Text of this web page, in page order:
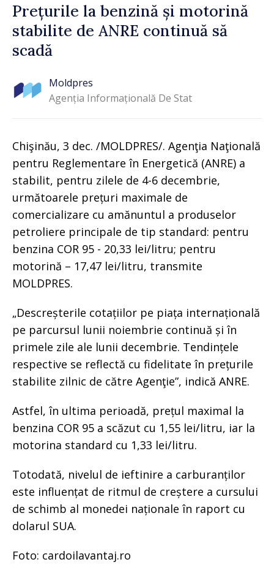
Prețurile la benzină și motorină
stabilite de ANRE continuă să
scadă
Moldpres
Agenția Informațională De Stat
Chişinău, 3 dec. /MOLDPRES/. Agenţia Naţională
pentru Reglementare în Energetică (ANRE) a
stabilit, pentru zilele de 4-6 decembrie,
următoarele prețuri maximale de
comercializare cu amănuntul a produselor
petroliere principale de tip standard: pentru
benzina COR 95 - 20,33 lei/litru; pentru
motorină – 17,47 lei/litru, transmite
MOLDPRES.
„Descreșterile cotațiilor pe piața internațională
pe parcursul lunii noiembrie continuă și în
primele zile ale lunii decembrie. Tendințele
respective se reflectă cu fidelitate în prețurile
stabilite zilnic de către Agenţie”, indică ANRE.
Astfel, în ultima perioadă, prețul maximal la
benzina COR 95 a scăzut cu 1,55 lei/litru, iar la
motorina standard cu 1,33 lei/litru.
Totodată, nivelul de ieftinire a carburanților
este influențat de ritmul de creștere a cursului
de schimb al monedei naționale în raport cu
dolarul SUA.
Foto: cardoilavantaj.ro